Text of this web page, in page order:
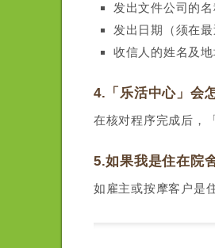
发出文件公司的
发出日期（须在
收信人的姓名及
4.「乐活中心」会
在核对程序完成后，
5.如果我是住在院
如雇主或按摩客户是